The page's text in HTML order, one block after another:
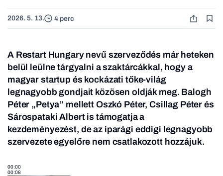
2026. 5. 13. 4 perc
A Restart Hungary nevű szerveződés már heteken
belül leülne tárgyalni a szaktárcákkal, hogy a
magyar startup és kockázati tőke-világ
legnagyobb gondjait közösen oldják meg. Balogh
Péter „Petya” mellett Oszkó Péter, Csillag Péter és
Sárospataki Albert is támogatja a
kezdeményezést, de az iparági eddigi legnagyobb
szervezete egyelőre nem csatlakozott hozzájuk.
00:00
00:08